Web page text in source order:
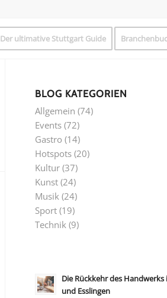
Der ultimative Stuttgart Guide
BLOG KATEGORIEN
Allgemein (74)
Events (72)
Gastro (14)
Hotspots (20)
Kultur (37)
Kunst (24)
Musik (24)
Sport (19)
Technik (9)
Die Rückkehr des
und Esslingen